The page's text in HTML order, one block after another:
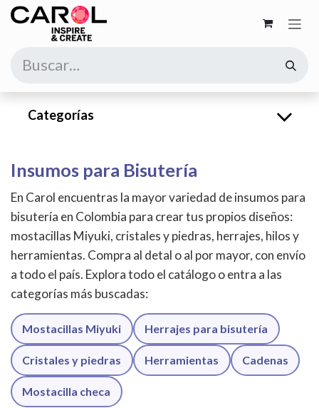
Ir al contenido
Categorías
Insumos para Bisutería
En Carol encuentras la mayor variedad de insumos para
bisutería en Colombia para crear tus propios diseños:
mostacillas Miyuki, cristales y piedras, herrajes, hilos y
herramientas. Compra al detal o al por mayor, con envío
a todo el país. Explora todo el catálogo o entra a las
categorías más buscadas:
Mostacillas Miyuki Herrajes para bisutería
Cristales y piedras Herramientas Cadenas
Mostacilla checa